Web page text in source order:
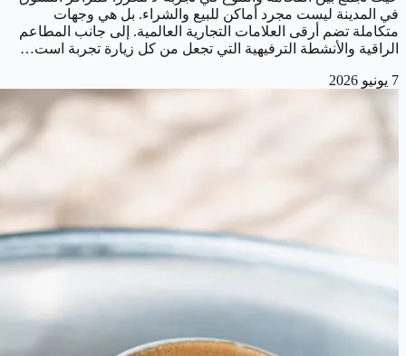
في المدينة ليست مجرد أماكن للبيع والشراء. بل هي وجهات
متكاملة تضم أرقى العلامات التجارية العالمية. إلى جانب المطاعم
الراقية والأنشطة الترفيهية التي تجعل من كل زيارة تجربة است…
7 يونيو 2026